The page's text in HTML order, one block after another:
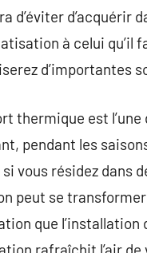
d’éviter d’acquérir
à celui qu’il
d’importantes
thermique est
pendant les
si vous résidez dans
peut se transformer
que